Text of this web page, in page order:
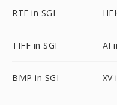
RTF in SGI
TIFF in SGI AI
BMP in SGI XV